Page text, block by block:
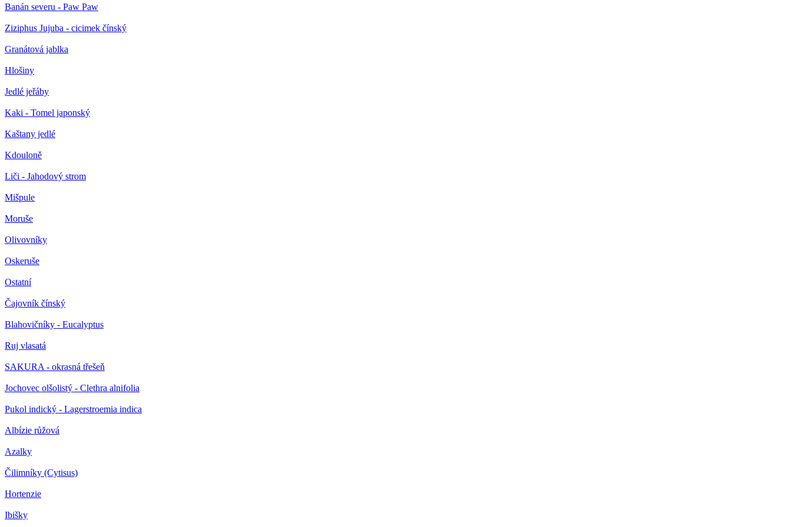
Banán severu - Paw Paw
Ziziphus Jujuba - cicimek čínský
Granátová jablka
Hlošiny
Jedlé jeřáby
Kaki - Tomel japonský
Kaštany jedlé
Kdouloně
Liči - Jahodový strom
Mišpule
Moruše
Olivovníky
Oskeruše
Ostatní
Čajovník čínský
Blahovičníky - Eucalyptus
Ruj vlasatá
SAKURA - okrasná třešeň
Jochovec olšolistý - Clethra alnifolia
Pukol indický - Lagerstroemia indica
Albízie růžová
Azalky
Čilimníky (Cytisus)
Hortenzie
Ibišky